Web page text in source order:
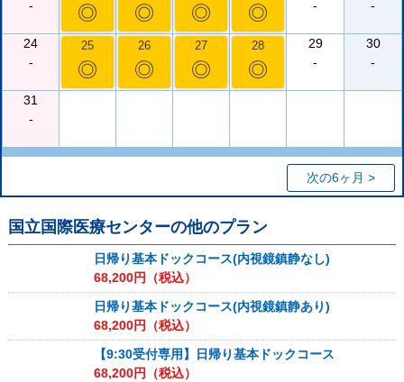
-
◎ ◎ ◎ ◎
-
-
24
-
25
◎
26
◎
27
◎
28
◎
29
-
30
-
31
-
次の6ヶ月 >
国立国際医療センターの他のプラン
日帰り基本ドックコース(内視鏡鎮静なし)
68,200円（税込）
日帰り基本ドックコース(内視鏡鎮静あり)
68,200円（税込）
【9:30受付専用】日帰り基本ドックコース
68,200円（税込）